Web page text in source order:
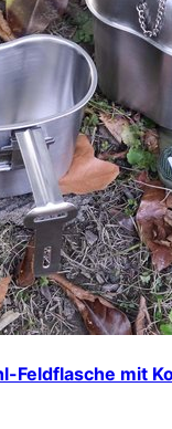
Feldflasche mit